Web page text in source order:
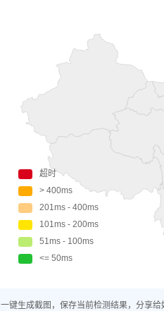
一键生成截图，保存当前检测结果，分享给